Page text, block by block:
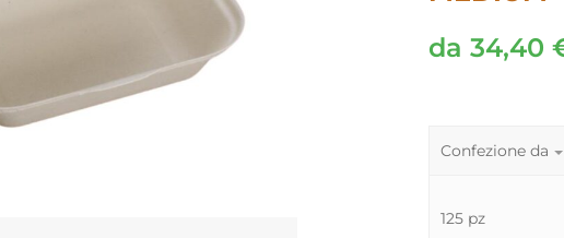
da34,40
Confezione da
125 pz